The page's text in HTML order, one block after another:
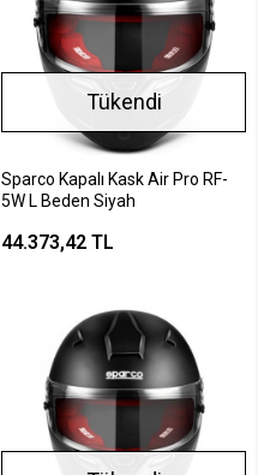
Tükendi
Sparco Kapalı Kask Air Pro RF-
5W L Beden Siyah
44.373,42 TL